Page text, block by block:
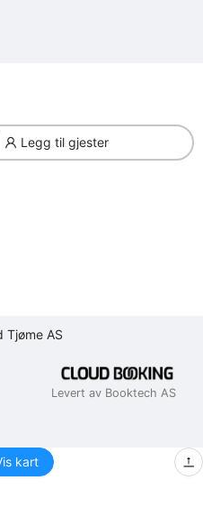
Legg til gjester
AS
Levert av Booktech AS
kart